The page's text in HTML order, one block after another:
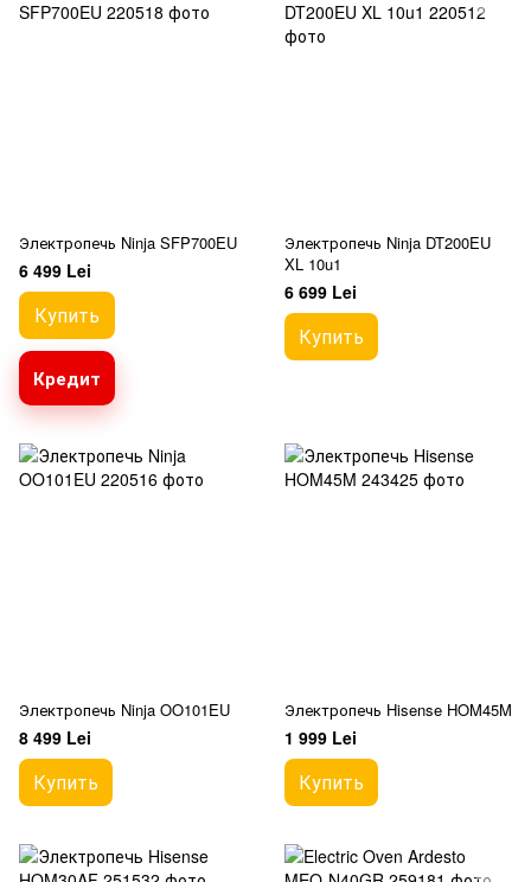
Электропечь Ninja SFP700EU
6 499 Lei
Купить
Кредит
Электропечь Ninja DT200EU
XL 10u1
6 699 Lei
Купить
Электропечь Ninja OO101EU
8 499 Lei
Купить
Электропечь Hisense HOM45M
1 999 Lei
Купить